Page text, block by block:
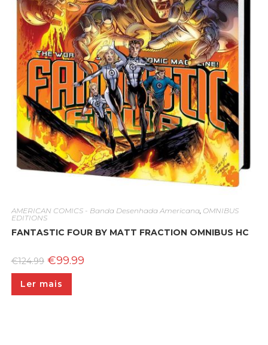
AMERICAN COMICS - Banda Desenhada Americana, OMNIBUS
EDITIONS
FANTASTIC FOUR BY MATT FRACTION OMNIBUS HC
€124.99 O
preço
original
era:
€99.99O
Ler mais